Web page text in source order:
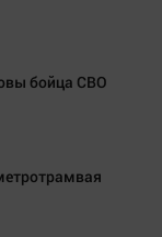
бойца СВО